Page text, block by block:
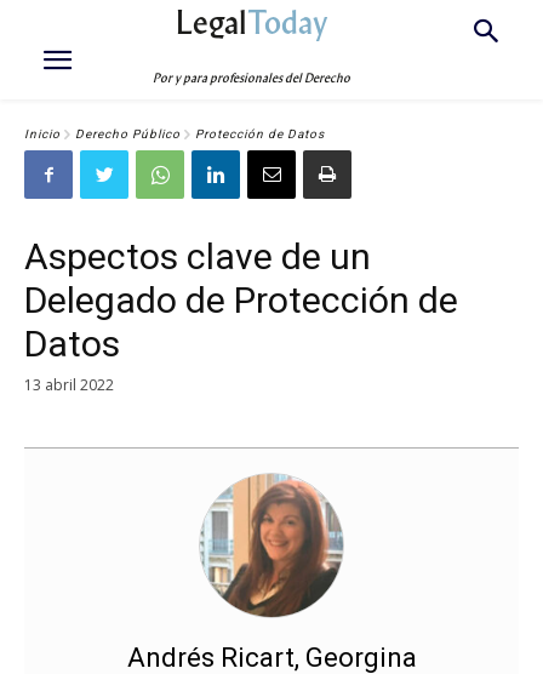
LegalToday
Por y para profesionales del Derecho
Inicio Derecho Público Protección de Datos
Aspectos clave de un
Delegado de Protección de
Datos
13 abril 2022
Andrés Ricart, Georgina